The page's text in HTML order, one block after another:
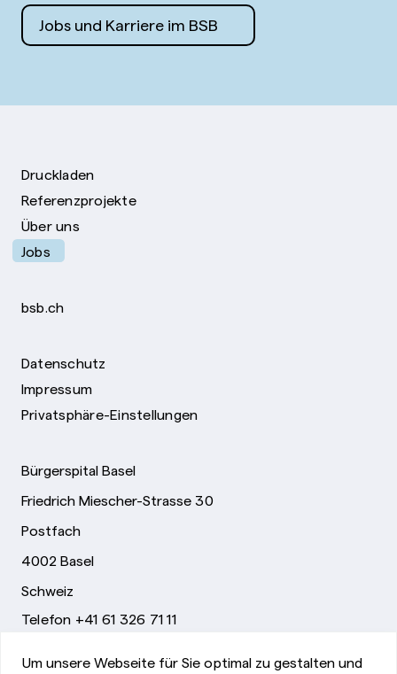
Jobs und Karriere im BSB
Druckladen
Referenzprojekte
Über uns
Jobs
bsb.ch
Datenschutz
Impressum
Privatsphäre-Einstellungen
Bürgerspital Basel
Friedrich Miescher-Strasse 30
Postfach
4002 Basel
Schweiz
Telefon +41 61 326 71 11
Um unsere Webseite für Sie optimal zu gestalten und